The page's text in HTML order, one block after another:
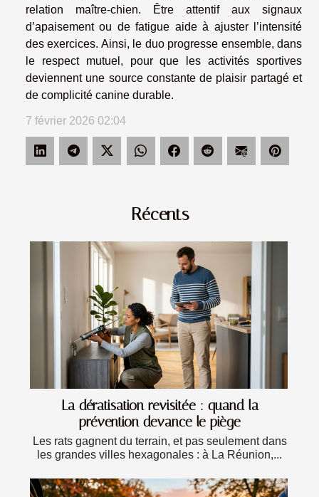
Récents
La dératisation revisitée : quand la
prévention devance le piège
Les rats gagnent du terrain, et pas seulement dans
les grandes villes hexagonales : à La Réunion,...
relation maître-chien. Être attentif aux signaux
d’apaisement ou de fatigue aide à ajuster l’intensité
des exercices. Ainsi, le duo progresse ensemble, dans
le respect mutuel, pour que les activités sportives
deviennent une source constante de plaisir partagé et
de complicité canine durable.
7 février 2026 02:04